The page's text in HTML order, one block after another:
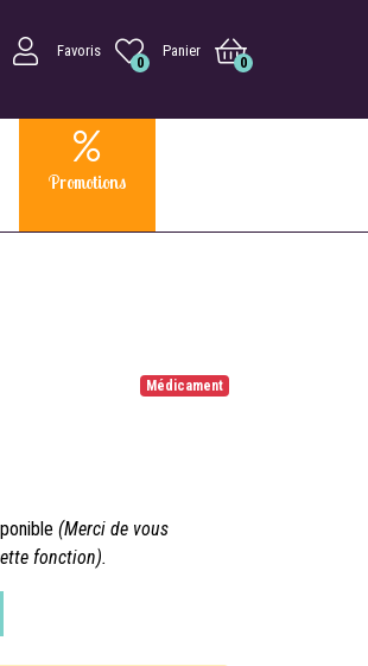
Favoris
0
Panier
0
Promotions
Médicament
(Merci de vous
fonction).